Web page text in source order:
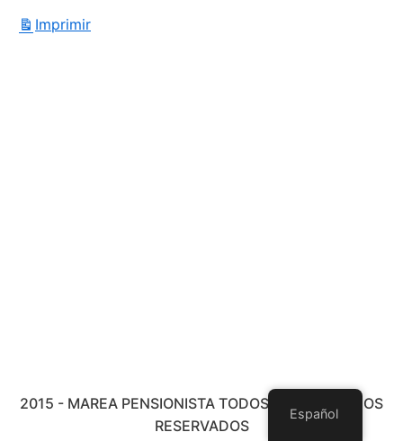
Imprimir
2015 - MAREA PENSIONISTA TODOS LOS DERECHOS
RESERVADOS
Español